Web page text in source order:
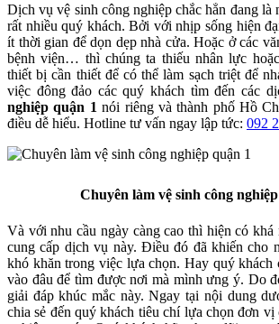
Dịch vụ vệ sinh công nghiệp chắc hẳn đang là
rất nhiều quý khách. Bởi với nhịp sống hiện
ít thời gian để dọn dẹp nhà cửa. Hoặc ở các
bệnh viện… thì chúng ta thiếu nhân lực
thiết bị cần thiết để có thể làm sạch triệt để
việc đông đảo các quý khách tìm đến các
nghiệp quận 1 nói riêng và thành phố Hồ
điều dễ hiểu. Hotline tư vấn ngay lập tức: 092
Chuyên làm vệ sinh công
Và với nhu cầu ngày càng cao thì hiện có khá
cung cấp dịch vụ này. Điều đó đã khiến cho
khó khăn trong việc lựa chọn. Hay quý khách
vào đâu để tìm được nơi mà mình ưng ý. Do
giải đáp khúc mắc này. Ngay tại nội dung
chia sẻ đến quý khách tiêu chí lựa chọn đơn vị